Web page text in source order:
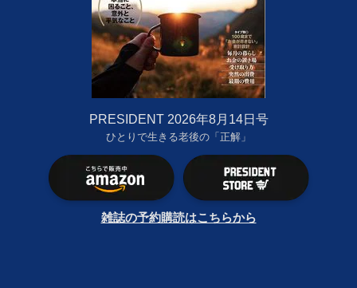
PRESIDENT 2026年8月14日号
ひとりで生きる老後の「正解」
雑誌の予約購読はこちらから